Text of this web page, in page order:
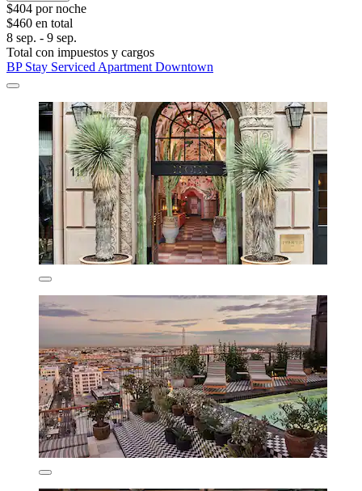
$404 por noche
$460 en total
8 sep. - 9 sep.
Total con impuestos y cargos
BP Stay Serviced Apartment Downtown